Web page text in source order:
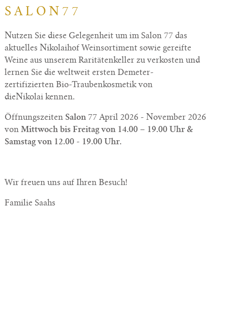
S A L O N 7 7
Nutzen Sie diese Gelegenheit um im Salon 77 das
aktuelles Nikolaihof Weinsortiment sowie gereifte
Weine aus unserem Raritätenkeller zu verkosten und
lernen Sie die weltweit ersten Demeter-
zertifizierten Bio-Traubenkosmetik von
dieNikolai kennen.
Öffnungszeiten Salon 77 April 2026 - November 2026
von Mittwoch bis Freitag von 14.00 – 19.00 Uhr &
Samstag von 12.00 - 19.00 Uhr.
Wir freuen uns auf Ihren Besuch!
Familie Saahs